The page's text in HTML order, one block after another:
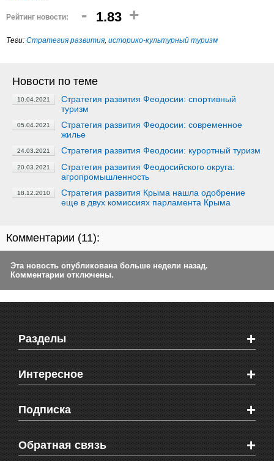
Рейтинг новости: - 1.83 +
Теги: Стратегия развития, историко-культурный туризм
Новости по теме
10.04.2021
Стратегия развития Феодосии: спортивный
туризм
05.04.2021
Стратегия развития Феодосии: современное
жилье
24.03.2021 Стратегия развития Феодосии: курортный туризм
20.03.2021
Стратегия развития Феодосийского округа:
агропромышленность
18.12.2010
Стратегия развития Крыма нашла одобрение
еще в двух комиссиях парламента Крыма
Комментарии (11):
Эта новость опубликована больше недели назад.
Комментарии отключены.
Разделы +
Новости Феодосии
Новости Крыма
Мировые новости
Объявления
Здоровье
СМС мнения читателей
Интересное +
Видео о Феодосии
Веб-камеры Феодосии
Блоги феодосийцев
Школы Феодосии
Подписка +
Печатная версия газеты "Кафа"
RSS
Обратная связь +